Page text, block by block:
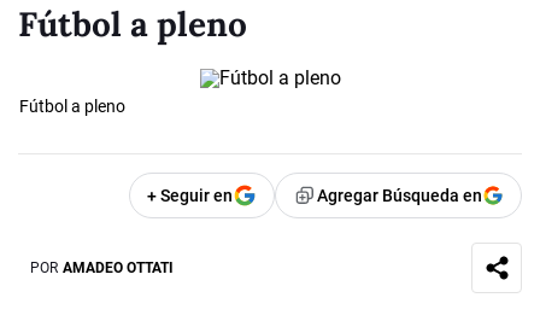
Fútbol a pleno
Fútbol a pleno
+ Seguir en Agregar Búsqueda en
POR AMADEO OTTATI